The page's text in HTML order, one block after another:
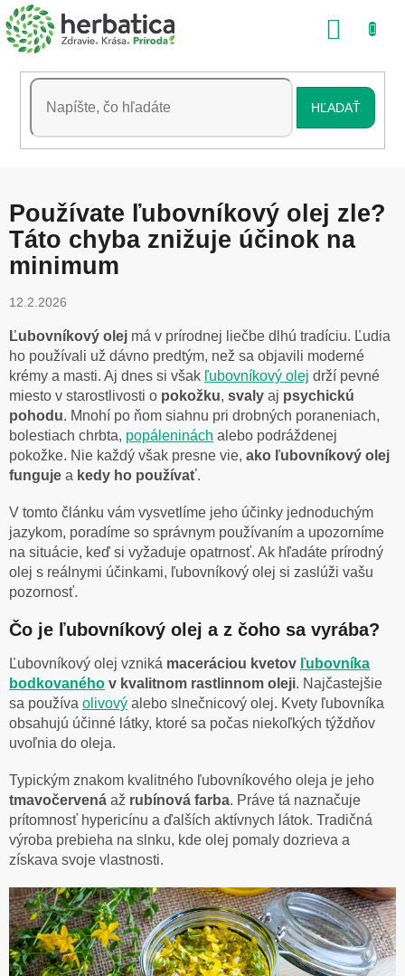
Prejsť
na
obsah
HĽADAŤ
Používate ľubovníkový olej zle?
Táto chyba znižuje účinok na
minimum
12.2.2026
Ľubovníkový olej má v prírodnej liečbe dlhú tradíciu. Ľudia
ho používali už dávno predtým, než sa objavili moderné
krémy a masti. Aj dnes si však ľubovníkový olej drží pevné
miesto v starostlivosti o pokožku, svaly aj psychickú
pohodu. Mnohí po ňom siahnu pri drobných poraneniach,
bolestiach chrbta, popáleninách alebo podráždenej
pokožke. Nie každý však presne vie, ako ľubovníkový olej
funguje a kedy ho používať.
V tomto článku vám vysvetlíme jeho účinky jednoduchým
jazykom, poradíme so správnym používaním a upozorníme
na situácie, keď si vyžaduje opatrnosť. Ak hľadáte prírodný
olej s reálnymi účinkami, ľubovníkový olej si zaslúži vašu
pozornosť.
Čo je ľubovníkový olej a z čoho sa vyrába?
Ľubovníkový olej vzniká maceráciou kvetov ľubovníka
bodkovaného v kvalitnom rastlinnom oleji. Najčastejšie
sa používa olivový alebo slnečnicový olej. Kvety ľubovníka
obsahujú účinné látky, ktoré sa počas niekoľkých týždňov
uvoľnia do oleja.
Typickým znakom kvalitného ľubovníkového oleja je jeho
tmavočervená až rubínová farba. Práve tá naznačuje
prítomnosť hypericínu a ďalších aktívnych látok. Tradičná
výroba prebieha na slnku, kde olej pomaly dozrieva a
získava svoje vlastnosti.